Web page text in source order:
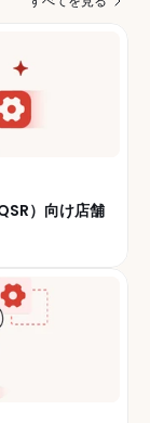
）向け店舗